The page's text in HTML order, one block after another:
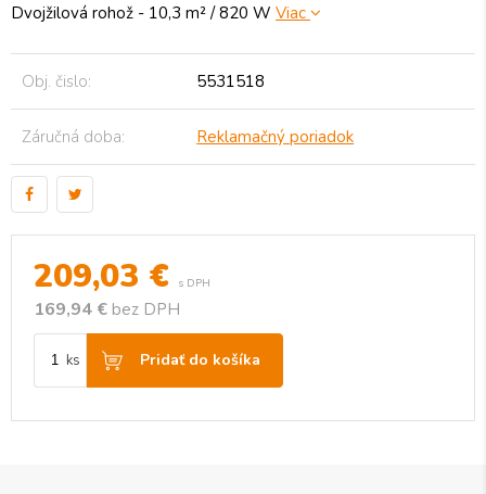
209,03 € s DPH
169,94 € bez DPH
ks Pridať do košíka
Dvojžilová rohož - 10,3 m² / 820 W Viac
Obj. čislo: 5531518
Záručná doba: Reklamačný poriadok